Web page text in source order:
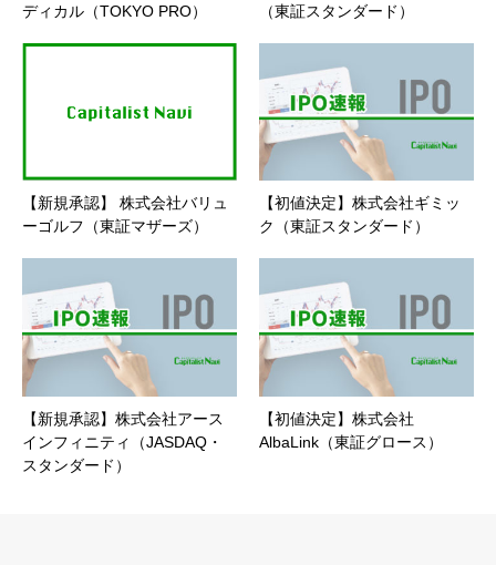
ディカル（TOKYO PRO）
（東証スタンダード）
【新規承認】 株式会社バリュ
ーゴルフ（東証マザーズ）
【初値決定】株式会社ギミッ
ク（東証スタンダード）
【新規承認】株式会社アース
インフィニティ（JASDAQ・
スタンダード）
【初値決定】株式会社
AlbaLink（東証グロース）